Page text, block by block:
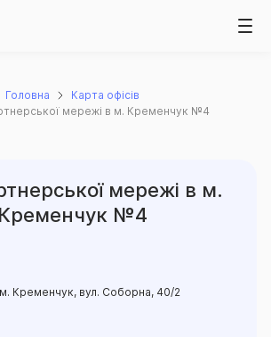
Головна
Карта офісів
мережі в м. Кременчук №4
мережі в м.
Кременчук №4
Кременчук, вул. Соборна, 40/2